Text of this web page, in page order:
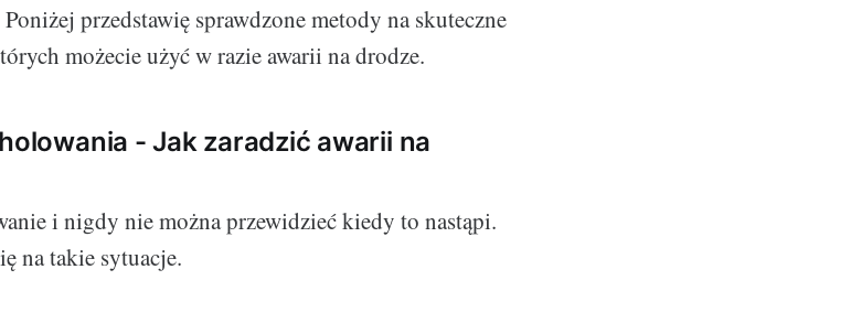
przedstawię sprawdzone metody na skuteczne
możecie użyć w razie awarii na drodze.
- Jak zaradzić awarii na
i nigdy nie można przewidzieć kiedy to nastąpi.
na takie sytuacje.